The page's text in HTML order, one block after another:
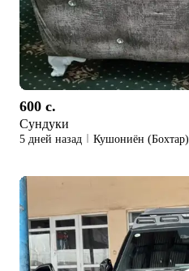
600 c.
Сундуки
5 дней назад Кушониён (Бохтар)